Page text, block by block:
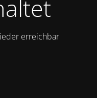
erreichbar